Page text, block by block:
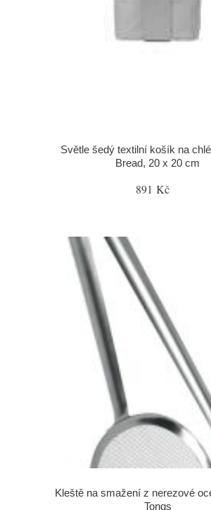
Světle šedý textilní košík na
Bread, 20 x 20 cm
891 Kč
Kleště na smažení z nerezové
Tongs